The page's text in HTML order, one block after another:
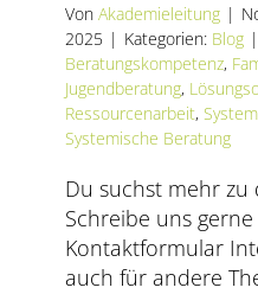
Von Akademieleitung |
2025 | Kategorien: Blog |
Beratungskompetenz,
Jugendberatung,
Ressourcenarbeit,
Systemische Beratung
Du suchst mehr zu
Schreibe uns
Kontaktformular
auch für andere